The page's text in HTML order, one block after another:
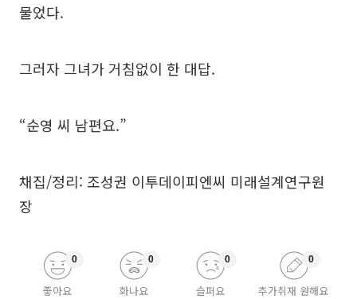
물었다.
그러자 그녀가 거침없이 한 대답.
“순영 씨 남편요.”
채집/정리: 조성권 이투데이피엔씨 미래설계연구원
장
좋아요
0
화나요
0
슬퍼요
0
추가취재 원해요
0